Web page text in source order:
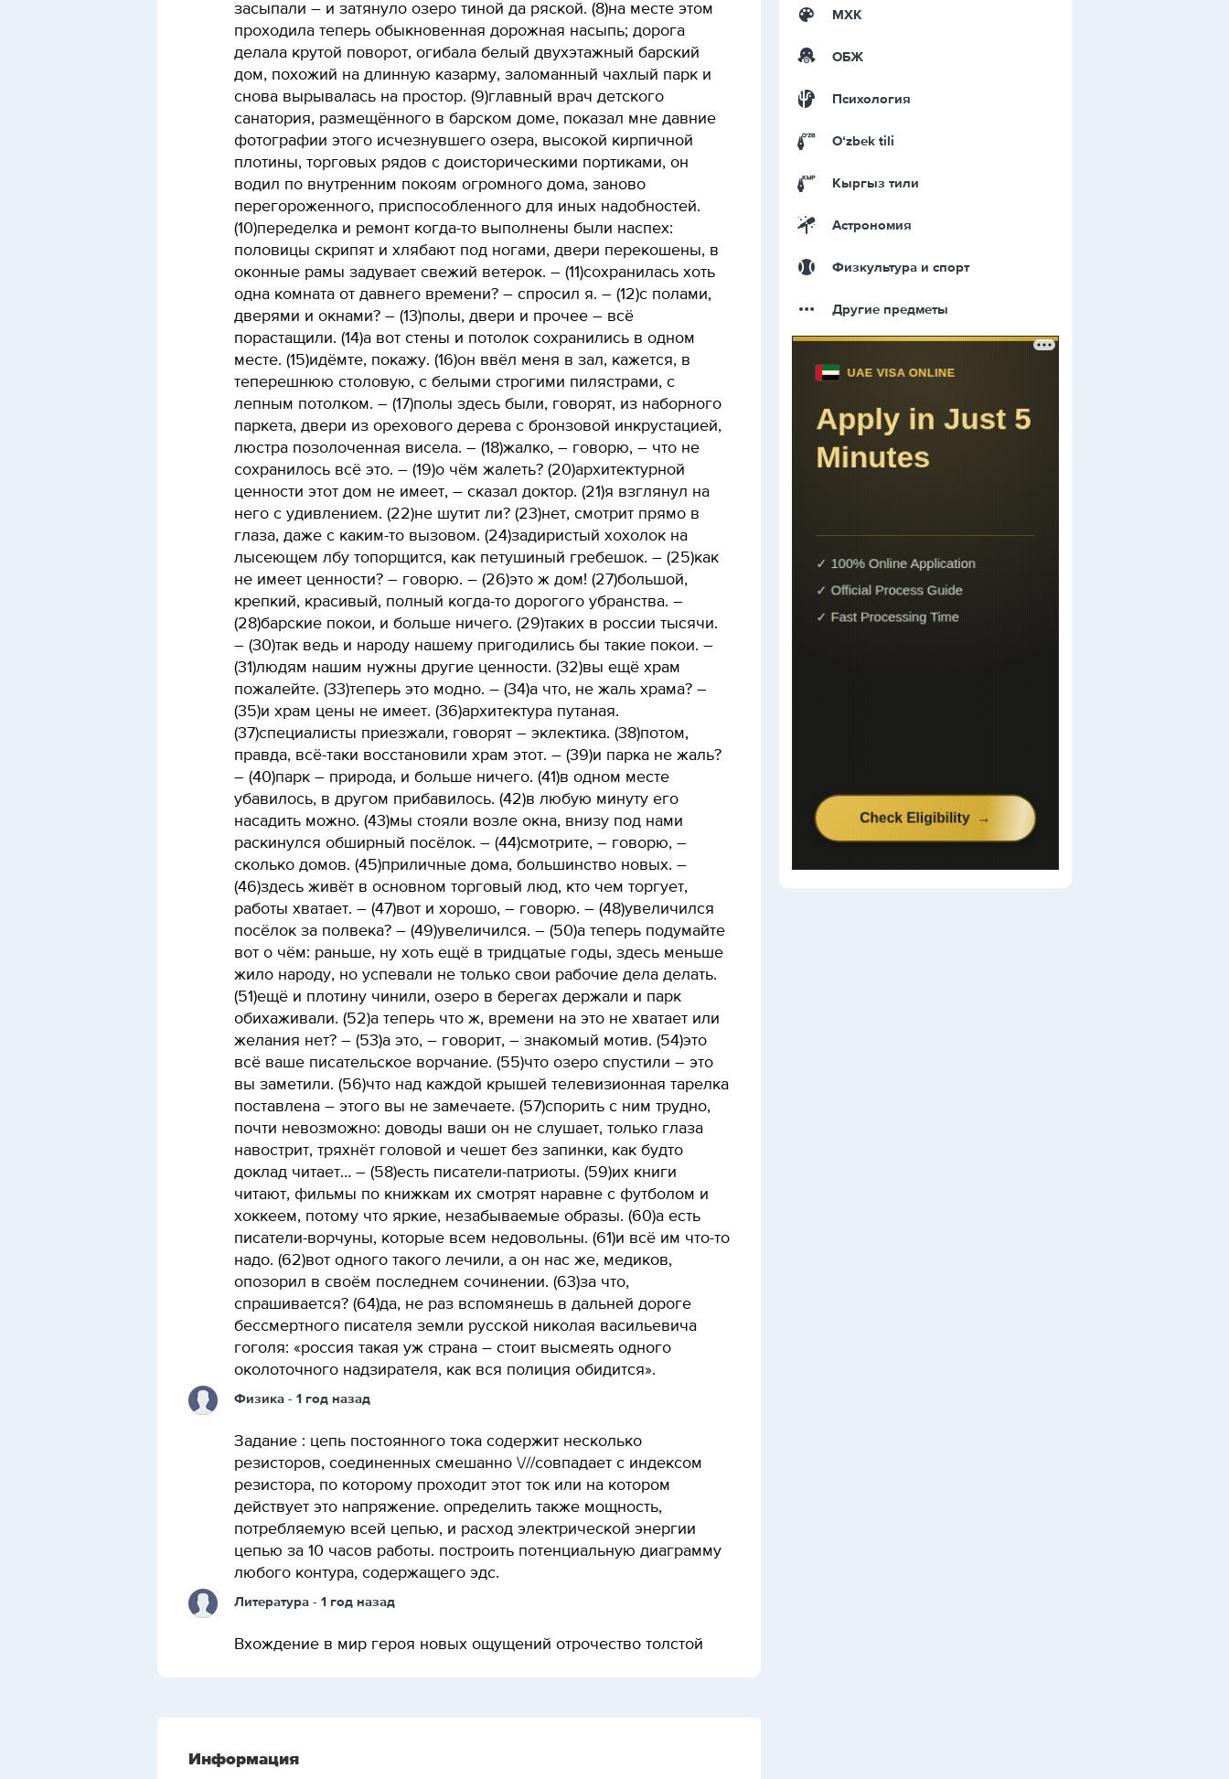
засыпали – и затянуло озеро тиной да ряской. (8)на месте этом
проходила теперь обыкновенная дорожная насыпь; дорога
делала крутой поворот, огибала белый двухэтажный барский
дом, похожий на длинную казарму, заломанный чахлый парк и
снова вырывалась на простор. (9)главный врач детского
санатория, размещённого в барском доме, показал мне давние
фотографии этого исчезнувшего озера, высокой кирпичной
плотины, торговых рядов с доисторическими портиками, он
водил по внутренним покоям огромного дома, заново
перегороженного, приспособленного для иных надобностей.
(10)переделка и ремонт когда-то выполнены были наспех:
половицы скрипят и хлябают под ногами, двери перекошены, в
оконные рамы задувает свежий ветерок. – (11)сохранилась хоть
одна комната от давнего времени? – спросил я. – (12)с полами,
дверями и окнами? – (13)полы, двери и прочее – всё
порастащили. (14)а вот стены и потолок сохранились в одном
месте. (15)идёмте, покажу. (16)он ввёл меня в зал, кажется, в
теперешнюю столовую, с белыми строгими пилястрами, с
лепным потолком. – (17)полы здесь были, говорят, из наборного
паркета, двери из орехового дерева с бронзовой инкрустацией,
люстра позолоченная висела. – (18)жалко, – говорю, – что не
сохранилось всё это. – (19)о чём жалеть? (20)архитектурной
ценности этот дом не имеет, – сказал доктор. (21)я взглянул на
него с удивлением. (22)не шутит ли? (23)нет, смотрит прямо в
глаза, даже с каким-то вызовом. (24)задиристый хохолок на
лысеющем лбу топорщится, как петушиный гребешок. – (25)как
не имеет ценности? – говорю. – (26)это ж дом! (27)большой,
крепкий, красивый, полный когда-то дорогого убранства. –
(28)барские покои, и больше ничего. (29)таких в россии тысячи.
– (30)так ведь и народу нашему пригодились бы такие покои. –
(31)людям нашим нужны другие ценности. (32)вы ещё храм
пожалейте. (33)теперь это модно. – (34)а что, не жаль храма? –
(35)и храм цены не имеет. (36)архитектура путаная.
(37)специалисты приезжали, говорят – эклектика. (38)потом,
правда, всё-таки восстановили храм этот. – (39)и парка не жаль?
– (40)парк – природа, и больше ничего. (41)в одном месте
убавилось, в другом прибавилось. (42)в любую минуту его
насадить можно. (43)мы стояли возле окна, внизу под нами
раскинулся обширный посёлок. – (44)смотрите, – говорю, –
сколько домов. (45)приличные дома, большинство новых. –
(46)здесь живёт в основном торговый люд, кто чем торгует,
работы хватает. – (47)вот и хорошо, – говорю. – (48)увеличился
посёлок за полвека? – (49)увеличился. – (50)а теперь подумайте
вот о чём: раньше, ну хоть ещё в тридцатые годы, здесь меньше
жило народу, но успевали не только свои рабочие дела делать.
(51)ещё и плотину чинили, озеро в берегах держали и парк
обихаживали. (52)а теперь что ж, времени на это не хватает или
желания нет? – (53)а это, – говорит, – знакомый мотив. (54)это
всё ваше писательское ворчание. (55)что озеро спустили – это
вы заметили. (56)что над каждой крышей телевизионная тарелка
поставлена – этого вы не замечаете. (57)спорить с ним трудно,
почти невозможно: доводы ваши он не слушает, только глаза
навострит, тряхнёт головой и чешет без запинки, как будто
доклад читает… – (58)есть писатели-патриоты. (59)их книги
читают, фильмы по книжкам их смотрят наравне с футболом и
хоккеем, потому что яркие, незабываемые образы. (60)а есть
писатели-ворчуны, которые всем недовольны. (61)и всё им что-то
надо. (62)вот одного такого лечили, а он нас же, медиков,
опозорил в своём последнем сочинении. (63)за что,
спрашивается? (64)да, не раз вспомянешь в дальней дороге
бессмертного писателя земли русской николая васильевича
гоголя: «россия такая уж страна – стоит высмеять одного
околоточного надзирателя, как вся полиция обидится».
Физика - 1 год назад
Задание : цепь постоянного тока содержит несколько
резисторов, соединенных смешанно \///совпадает с индексом
резистора, по которому проходит этот ток или на котором
действует это напряжение. определить также мощность,
потребляемую всей цепью, и расход электрической энергии
цепью за 10 часов работы. построить потенциальную диаграмму
любого контура, содержащего эдс.
Литература - 1 год назад
Вхождение в мир героя новых ощущений отрочество толстой
Информация
МХК
ОБЖ
Психология
Оʻzbek tili
Кыргыз тили
Астрономия
Физкультура и спорт
Другие предметы